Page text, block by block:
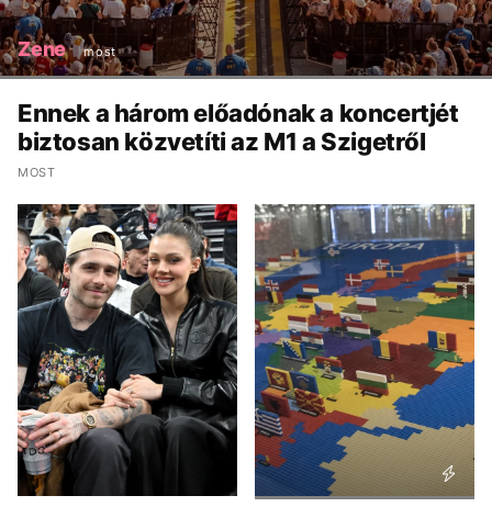
Zene most
Ennek a három előadónak a koncertjét
biztosan közvetíti az M1 a Szigetről
MOST